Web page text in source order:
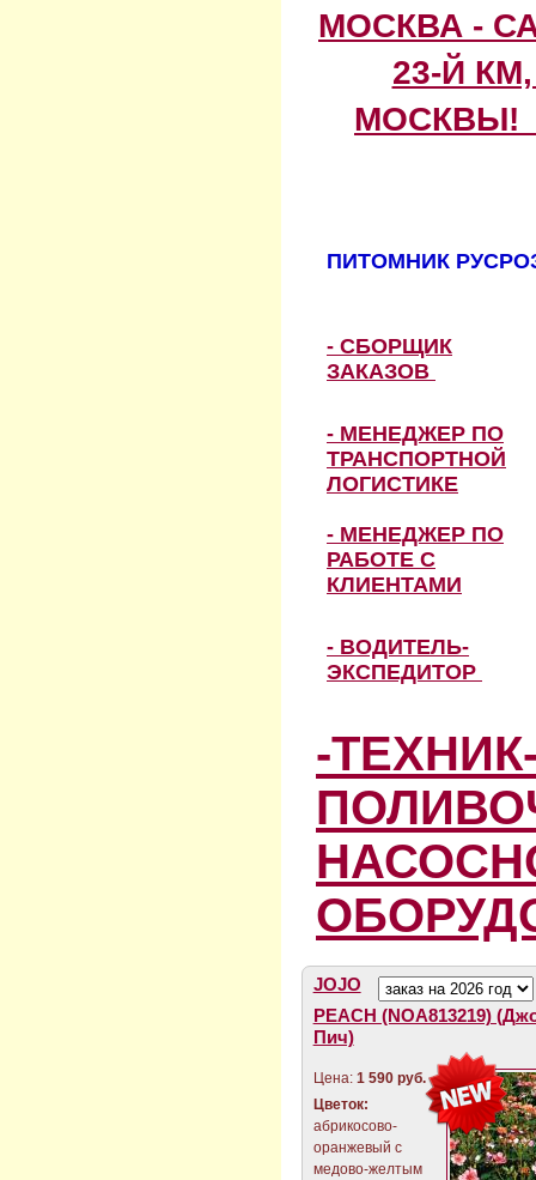
МОСКВА -
23-Й
МОСКВЫ!
ПИТОМНИК
- СБОРЩИК
ЗАКАЗОВ
- МЕНЕДЖЕР ПО
ТРАНСПОРТНОЙ
ЛОГИСТИКЕ
- МЕНЕДЖЕР ПО
РАБОТЕ С
КЛИЕНТАМИ
- ВОДИТЕЛЬ-
ЭКСПЕДИТОР
-
JOJO
PEACH (NOA813219)
Пич)
Цена: 1 590 руб.
Цветок:
абрикосово-
оранжевый с
медово-желтым